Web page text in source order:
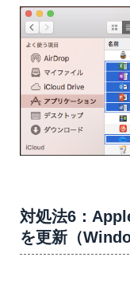
対処法6：
を更新（